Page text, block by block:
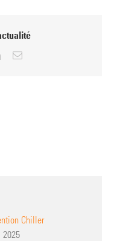
LinkedInEmail
Chiller
2025